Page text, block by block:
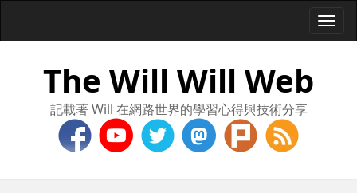
The Will Will Web
記載著 Will 在網路世界的學習心得與技術分享